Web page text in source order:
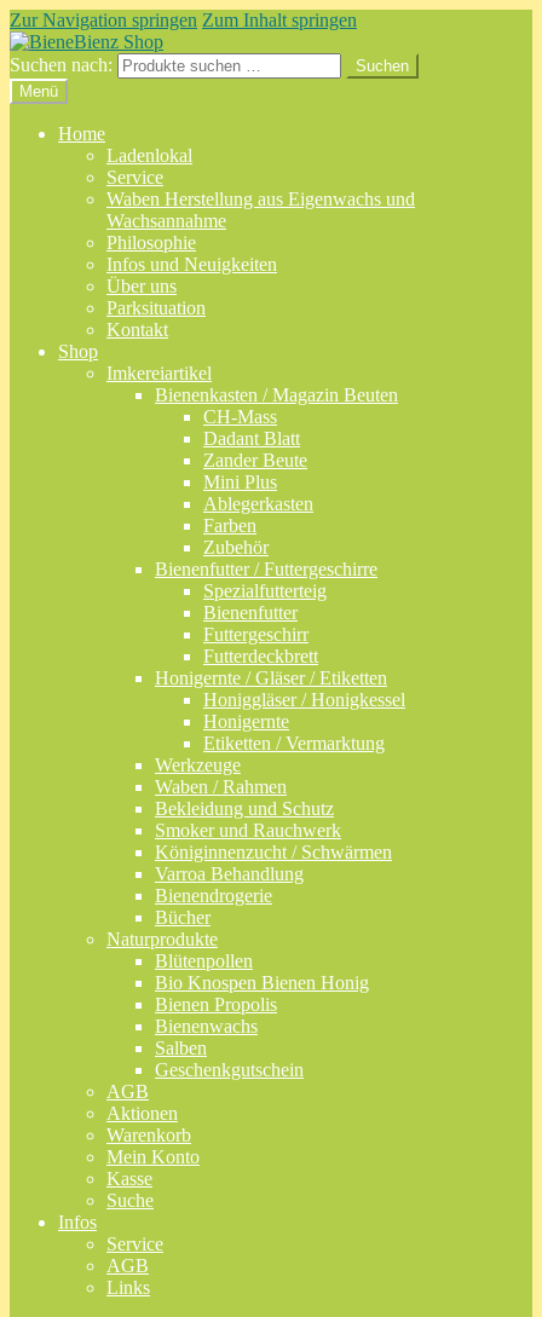
Zur Navigation springen Zum Inhalt springen
Suchen nach:
Suchen
Menü
Home
Ladenlokal
Service
Waben Herstellung aus Eigenwachs und
Wachsannahme
Philosophie
Infos und Neuigkeiten
Über uns
Parksituation
Kontakt
Shop
Imkereiartikel
Bienenkasten / Magazin Beuten
CH-Mass
Dadant Blatt
Zander Beute
Mini Plus
Ablegerkasten
Farben
Zubehör
Bienenfutter / Futtergeschirre
Spezialfutterteig
Bienenfutter
Futtergeschirr
Futterdeckbrett
Honigernte / Gläser / Etiketten
Honiggläser / Honigkessel
Honigernte
Etiketten / Vermarktung
Werkzeuge
Waben / Rahmen
Bekleidung und Schutz
Smoker und Rauchwerk
Königinnenzucht / Schwärmen
Varroa Behandlung
Bienendrogerie
Bücher
Naturprodukte
Blütenpollen
Bio Knospen Bienen Honig
Bienen Propolis
Bienenwachs
Salben
Geschenkgutschein
AGB
Aktionen
Warenkorb
Mein Konto
Kasse
Suche
Infos
Service
AGB
Links